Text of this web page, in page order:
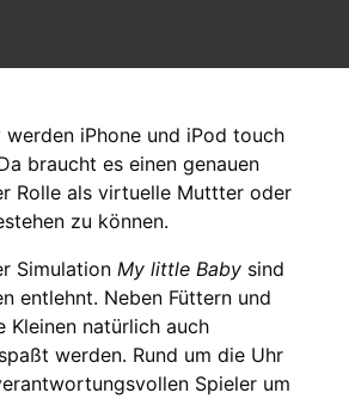
iPhone und iPod touch
braucht es einen genauen
Rolle als virtuelle Muttter oder
zu können.
Simulation My little Baby sind
entlehnt. Neben Füttern und
Kleinen natürlich auch
werden. Rund um die Uhr
Spieler um